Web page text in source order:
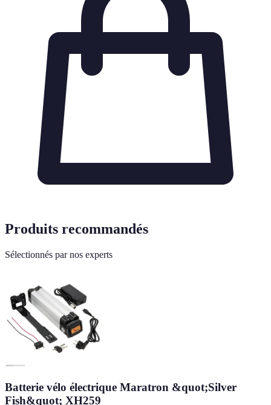
Produits recommandés
Sélectionnés par nos experts
Batterie vélo électrique Maratron &quot;Silver
Fish&quot; XH259